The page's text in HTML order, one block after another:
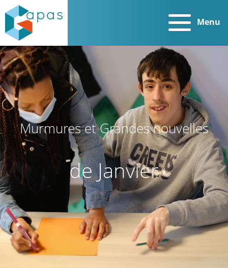
Menu
Murmures et Grandes nouvelles
de Janvier